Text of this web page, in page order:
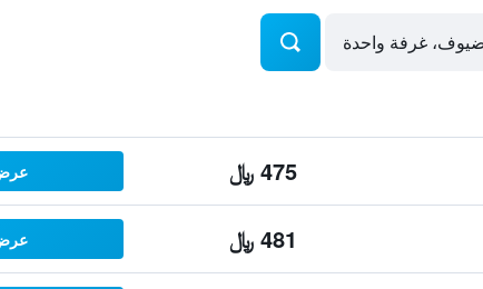
475 ﷼
481 ﷼